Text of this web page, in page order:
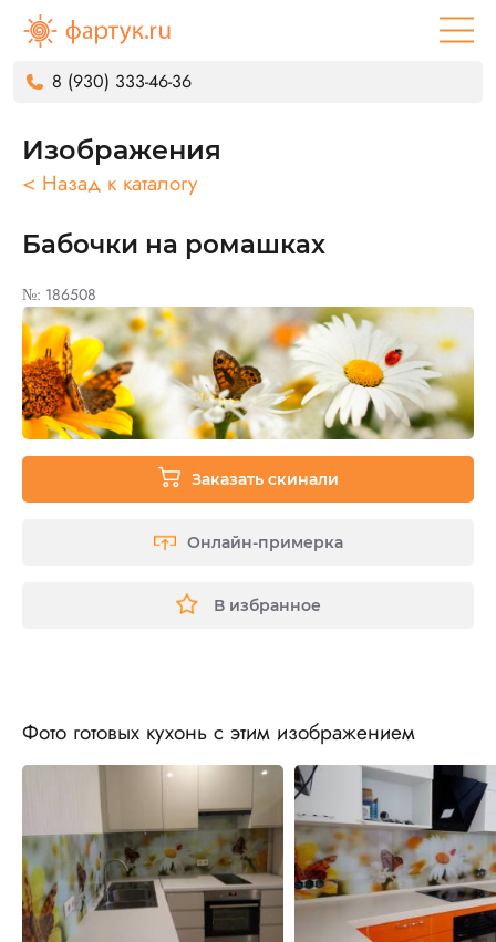
8 (930) 333-46-36
Изображения
< Назад к каталогу
Бабочки на ромашках
№: 186508
Заказать скинали
Онлайн-примерка
В избранное
Фото готовых кухонь с этим изображением